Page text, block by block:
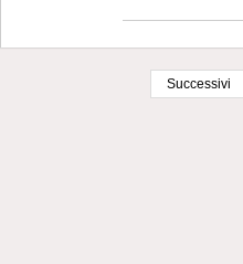
Successivi